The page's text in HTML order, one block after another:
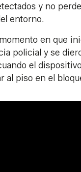
y no
entorno.
en que
policial y se
el
al piso en el